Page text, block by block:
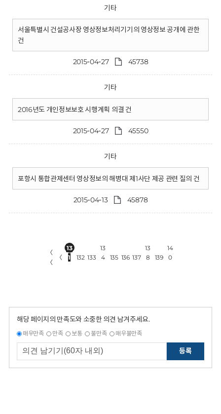
기타
서울특별시 건설공사장 영상정보처리기기의 영상정보 공개에 관한
건
2015-04-27 45738
기타
2016년도 개인정보보호 시행계획 의결 건
2015-04-27 45550
기타
포항시 통합관제센터 영상정보의 해병대 제1사단 제공 관련 질의 건
2015-04-13 45878
〈
〈
〈
13
1
132 133
13
4
135 136 137
13
8
139
14
0
해당 페이지의 만족도와 소중한 의견 남겨주세요.
매우만족 만족 보통 불만족 매우불만족
등록